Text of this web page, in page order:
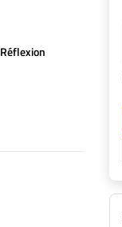
Réflexion